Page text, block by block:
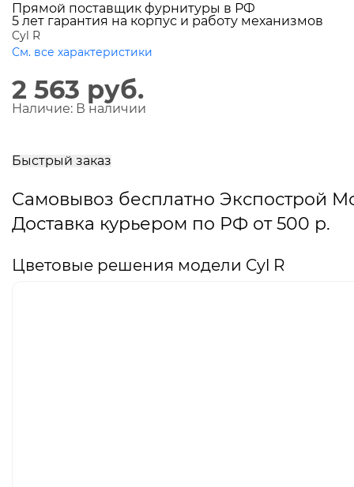
Прямой поставщик фурнитуры в РФ
5 лет гарантия на корпус и работу механизмов
Cyl R
См. все характеристики
2 563 руб.
Наличие: В наличии
Быстрый заказ
Самовывоз бесплатно Экспострой
Доставка курьером по РФ от 500 р.
Цветовые решения модели Cyl R